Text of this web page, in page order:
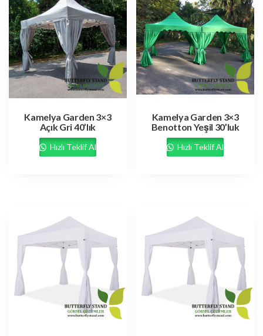
Kamelya Garden 3×3
Açık Gri 40’lık
Hızlı Teklif Al
Kamelya Garden 3×3
Benotton Yeşil 30’luk
Hızlı Teklif Al